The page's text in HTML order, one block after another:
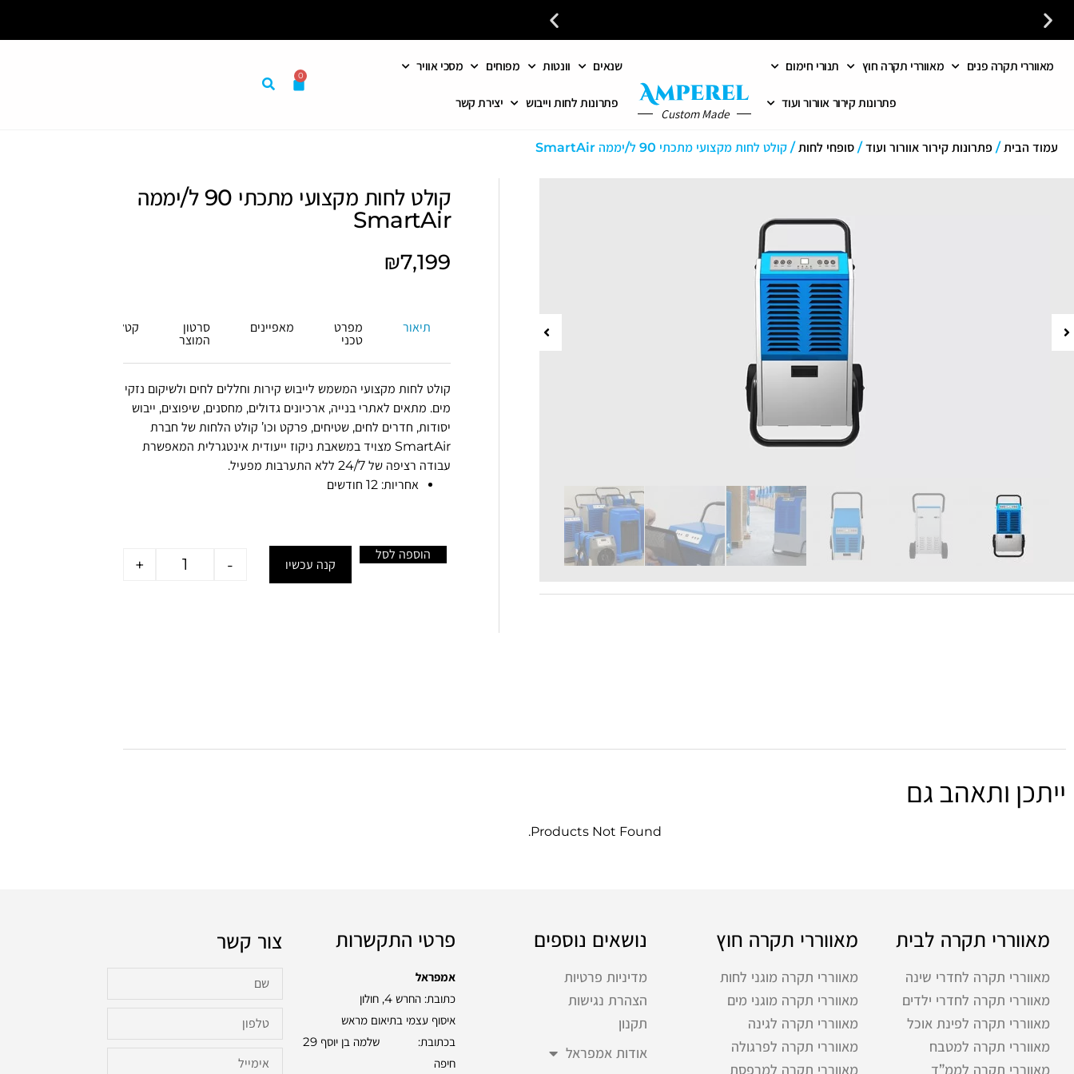
לקבלת ייעוץ חינם חייגו עכשיו - 058-7401300 כל פתרונות האוורור והחימום במקום אחד לבית לעסק ולמשרד
מאווררי תקרה פנים מאווררי תקרה חוץ תנורי חימום
פתרונות קירור אוורור ועוד
Custom Made
שנאים וונטות מפוחים מסכי אוויר
פתרונות לחות וייבוש יצירת קשר
0
עמוד הבית/ פתרונות קירור אוורור ועוד/ סופחי לחות/ קולט לחות מקצועי מתכתי 90 ל/יממה SmartAir
קולט לחות מקצועי מתכתי 90 ל/יממה
SmartAir
₪7,199
תיאור
מפרט
טכני
מאפיינים
סרטון
המוצר
קטלוג
קולט לחות מקצועי המשמש לייבוש קירות וחללים לחים ולשיקום נזקי
מים. מתאים לאתרי בנייה, ארכיונים גדולים, מחסנים, שיפוצים, ייבוש
יסודות, חדרים לחים, שטיחים, פרקט וכו’ קולט הלחות של חברת
SmartAir מצויד במשאבת ניקוז ייעודית אינטגרלית המאפשרת
עבודה רציפה של 24/7 ללא התערבות מפעיל.
אחריות: 12 חודשים
-
+
הוספה לסל
קנה עכשיו
ייתכן ותאהב גם
Products Not Found.
מאווררי תקרה לבית
מאווררי תקרה לחדרי שינה
מאווררי תקרה לחדרי ילדים
מאווררי תקרה לפינת אוכל
מאווררי תקרה למטבח
מאווררי תקרה לממ”ד
מאווררי תקרה חוץ
מאווררי תקרה מוגני לחות
מאווררי תקרה מוגני מים
מאווררי תקרה לגינה
מאווררי תקרה לפרגולה
מאווררי תקרה למרפסת
נושאים נוספים
מדיניות פרטיות
הצהרת נגישות
תקנון
אודות אמפראל
פרטי התקשרות
אמפראל
כתובת: החרש 4, חולון
איסוף עצמי בתיאום מראש
בכתובת: שלמה בן יוסף 29
חיפה
צור קשר